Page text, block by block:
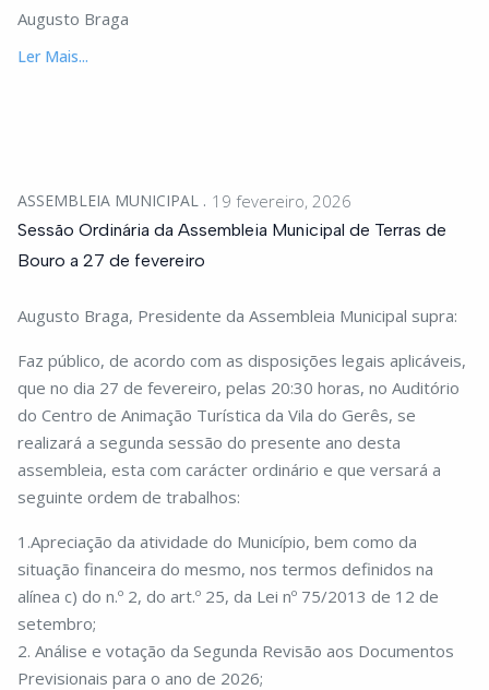
Augusto Braga
Ler Mais...
ASSEMBLEIA MUNICIPAL 19 fevereiro, 2026
Sessão Ordinária da Assembleia Municipal de Terras de
Bouro a 27 de fevereiro
Augusto Braga, Presidente da Assembleia Municipal supra:
Faz público, de acordo com as disposições legais aplicáveis,
que no dia 27 de fevereiro, pelas 20:30 horas, no Auditório
do Centro de Animação Turística da Vila do Gerês, se
realizará a segunda sessão do presente ano desta
assembleia, esta com carácter ordinário e que versará a
seguinte ordem de trabalhos:
1.Apreciação da atividade do Município, bem como da
situação financeira do mesmo, nos termos definidos na
alínea c) do n.º 2, do art.º 25, da Lei nº 75/2013 de 12 de
setembro;
2. Análise e votação da Segunda Revisão aos Documentos
Previsionais para o ano de 2026;